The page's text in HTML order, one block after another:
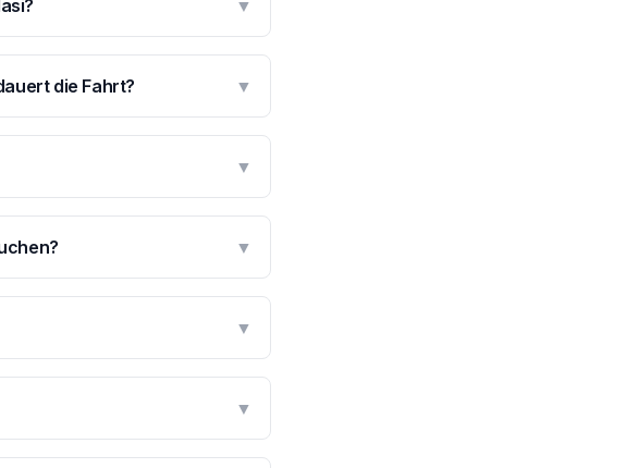
▼
die Fahrt? ▼
▼
▼
▼
▼